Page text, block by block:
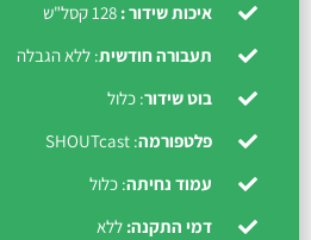
איכות שידור : 128 קסל"ש
תעבורה חודשית: ללא הגבלה
בוט שידור: כלול
פלטפורמה: SHOUTcast
עמוד נחיתה: כלול
דמי התקנה: ללא